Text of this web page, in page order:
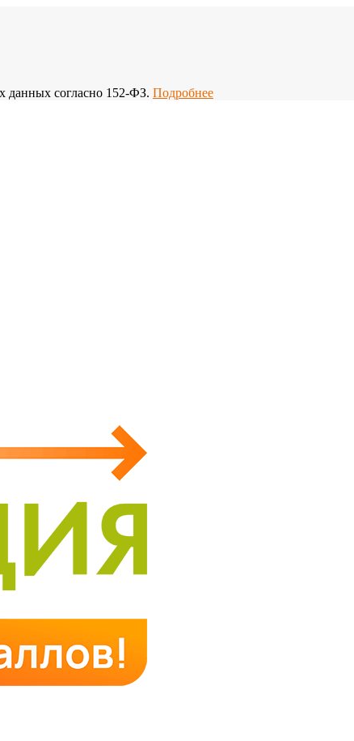
данных согласно 152-ФЗ. Подробнее